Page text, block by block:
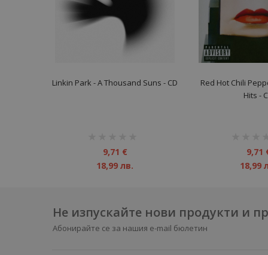
Linkin Park - A Thousand Suns - CD
9,71 €
18,99 лв.
Red Hot Chili
Hits -
9,71
18,99
Не изпускайте нови продукти и
Абонирайте се за нашия e-mail бюлетин